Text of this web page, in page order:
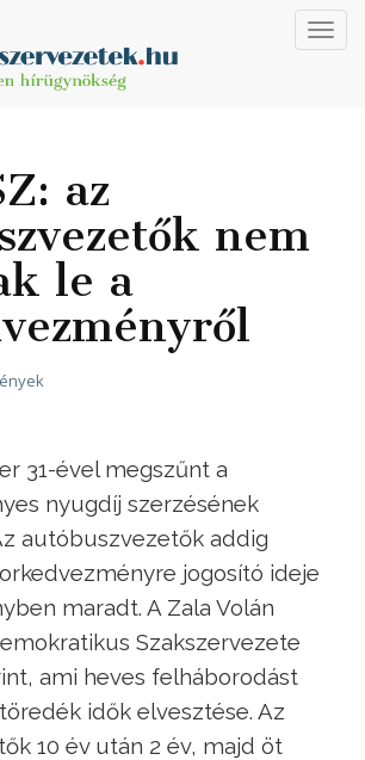
az
nem
le a
31-ével megszűnt a
nyugdíj szerzésének
autóbuszvezetők addig
jogosító ideje
maradt. A Zala Volán
Szakszervezete
ami heves felháborodást
idők elvesztése. Az
10 év után 2 év, majd öt